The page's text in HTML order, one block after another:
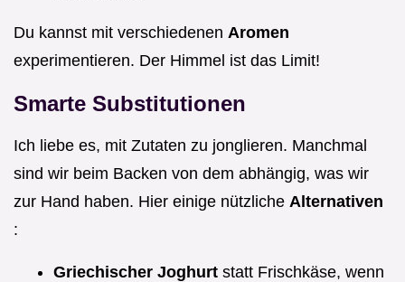
Du kannst mit verschiedenen Aromen
experimentieren. Der Himmel ist das Limit!
Smarte Substitutionen
Ich liebe es, mit Zutaten zu jonglieren. Manchmal
sind wir beim Backen von dem abhängig, was wir
zur Hand haben. Hier einige nützliche Alternativen
:
Griechischer Joghurt statt Frischkäse, wenn